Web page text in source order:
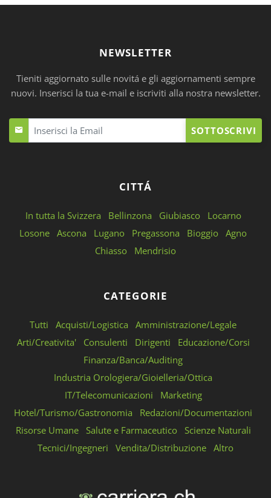
NEWSLETTER
Tieniti aggiornato sulle novitá e gli aggiornamenti sempre
nuovi. Inserisci la tua e-mail e iscriviti alla nostra newsletter.
SOTTOSCRIVI
CITTÁ
In tutta la Svizzera Bellinzona Giubiasco
Locarno
Losone Ascona Lugano Pregassona Bioggio Agno
Chiasso
Mendrisio
CATEGORIE
Tutti Acquisti/Logistica
Amministrazione/Legale
Arti/Creativita'
Consulenti Dirigenti
Educazione/Corsi
Finanza/Banca/Auditing
Industria Orologiera/Gioielleria/Ottica
IT/Telecomunicazioni
Marketing
Hotel/Turismo/Gastronomia
Redazioni/Documentazioni
Risorse Umane
Salute e Farmaceutico
Scienze Naturali
Tecnici/Ingegneri
Vendita/Distribuzione Altro